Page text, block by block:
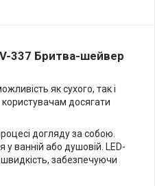
337 Бритва-шейвер
як сухого, так і
користувачам досягати
догляду за собою.
ванній або душовій. LED-
забезпечуючи